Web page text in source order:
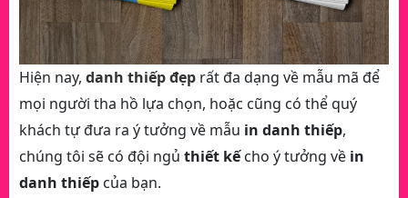
Hiện nay, danh thiếp đẹp rất đa dạng về mẫu mã để
mọi người tha hồ lựa chọn, hoặc cũng có thể quý
khách tự đưa ra ý tưởng về mẫu in danh thiếp,
chúng tôi sẽ có đội ngủ thiết kếcho ý tưởng về in
danh thiếp của bạn.